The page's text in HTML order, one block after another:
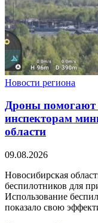
Новости региона
Дроны помогают
инспекторам
области
09.08.2026
Новосибирская
беспилотников для
Использование
показало свою